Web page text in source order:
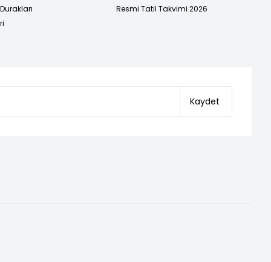
Resmi Tatil Takvimi 2026
Kaydet